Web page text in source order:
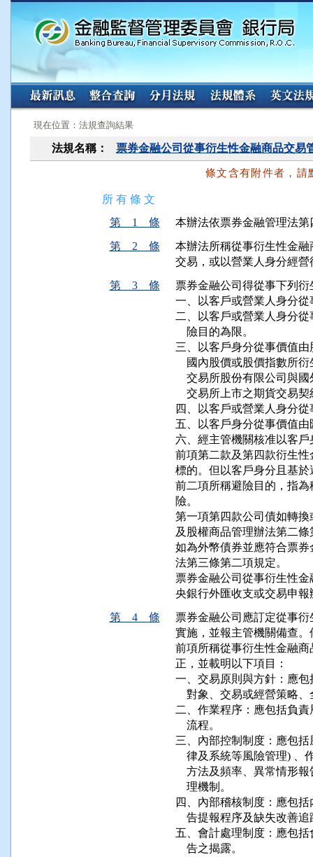
:::
現在位置：法規查詢結果
法規名稱： 票券金融公司從事衍生性金融商品交易
條文含有附件者，請
所 有 條 文
第 1 條
本辦法依票券金融管理法
第 2 條
本辦法所稱從事衍生性金
交易，或以營業人身分經
第 3 條
票券金融公司得從事下列
一、以客戶或營業人身分
二、以客戶或營業人身分
    險目的為限。
三、以客戶身分從事價值
國內股價或股價指數所
交易所股份有限公司與
交易所上市之期貨交易
四、以客戶或營業人身分
五、以客戶身分從事價值
六、經主管機關核准以客
前項第二款及第四款衍生
標的。但以客戶身分且基
前二項所稱避險目的，指
險。
第一項第四款公司債如轉
及股權商品管理辦法第二
如為外幣債券並應符合票
法第三條第二項規定。
票券金融公司從事衍生性
央銀行外匯收支或交易申
第 4 條
票券金融公司應訂定從事
實施，並報主管機關備查
前項所稱從事衍生性金融
正，並載明以下項目：
一、交易原則與方針：應
對象、交易或經營策略
二、作業程序：應包括負
    流程。
三、內部控制制度：應包
律及系統等風險管理)
方法及頻率、異常情形
    理機制。
四、內部稽核制度：應包
告提報程序及缺失改善
五、會計處理制度：應包
    告之揭露。